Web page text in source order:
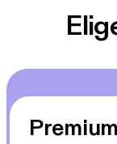
Premium